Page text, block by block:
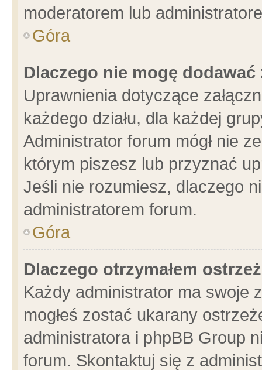
moderatorem lub
Góra
Dlaczego nie mogę dodawać
Uprawnienia dotyczące
każdego działu, dla każdej
Administrator forum mógł nie
którym piszesz lub przyznać
Jeśli nie rozumiesz, dlaczego
administratorem forum.
Góra
Dlaczego otrzymałem
Każdy administrator ma swoje
mogłeś zostać ukarany
administratora i phpBB Group
forum. Skontaktuj się z